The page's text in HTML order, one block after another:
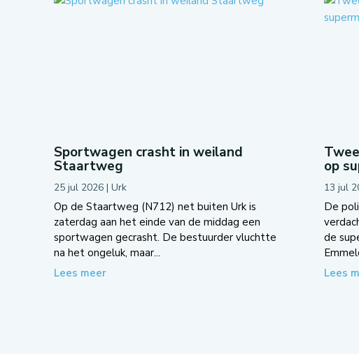
Sportwagen crasht in weiland
Staartweg
25 jul 2026| Urk
Op de Staartweg (N712) net buiten Urk is
zaterdag aan het einde van de middag een
sportwagen gecrasht. De bestuurder vluchtte
na het ongeluk, maar...
Lees meer
op
13 jul
De
de
Lees